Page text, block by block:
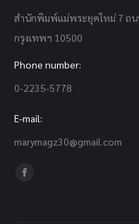
สำนักพิมพ์แม่พระยุคใหม่ 7 ถน
กรุงเทพฯ 10500
Phone number:
0-2235-5778
E-mail:
marymagz30@gmail.com
Find us on:
Facebook